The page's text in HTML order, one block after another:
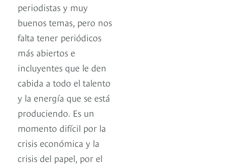
periodistas y muy
buenos temas, pero nos
falta tener periódicos
más abiertos e
incluyentes que le den
cabida a todo el talento
y la energía que se está
produciendo. Es un
momento difícil por la
crisis económica y la
crisis del papel, por el